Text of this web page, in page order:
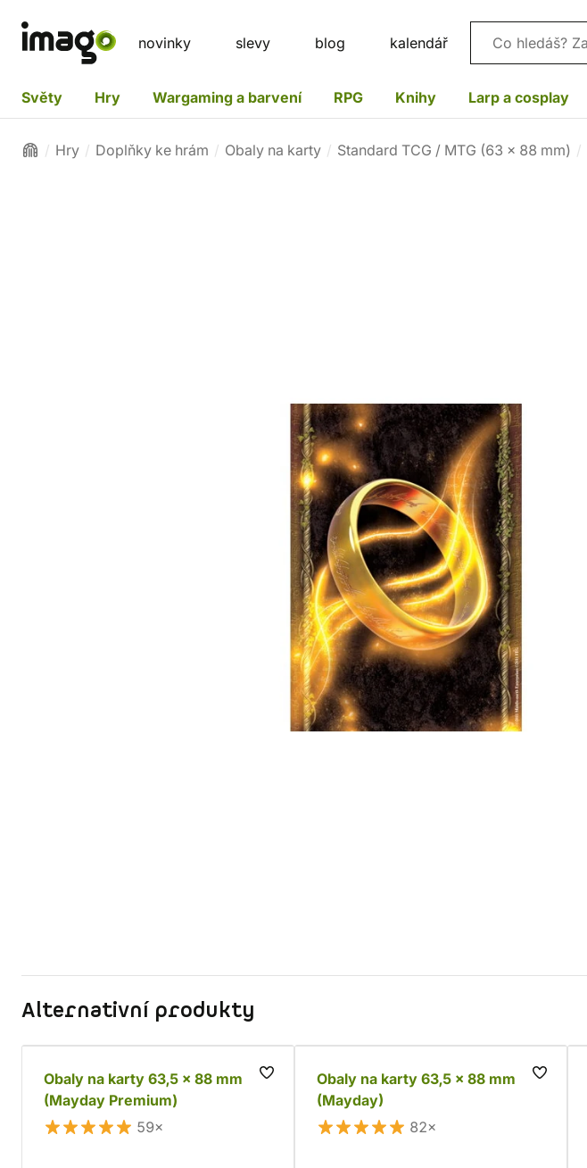
novinky slevy blog kalendář Vyhledávání
Světy Hry Wargaming a barvení RPG Knihy Larp a cosplay
Hry Doplňky ke hrám Obaly na karty Standard TCG / MTG (63 x 88 mm)
Alternativní produkty
Obaly na karty 63,5 x 88 mm
(Mayday Premium)
59×
Obaly na karty 63,5 x 88 mm
(Mayday)
82×